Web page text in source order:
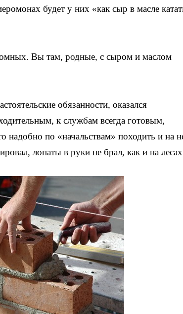
будет у них «как сыр в масле
Вы там, родные, с сыром и маслом
обязанности, оказался
к службам всегда готовым,
надобно по «начальствам» походить и на
лопаты в руки не брал, как и на лесах